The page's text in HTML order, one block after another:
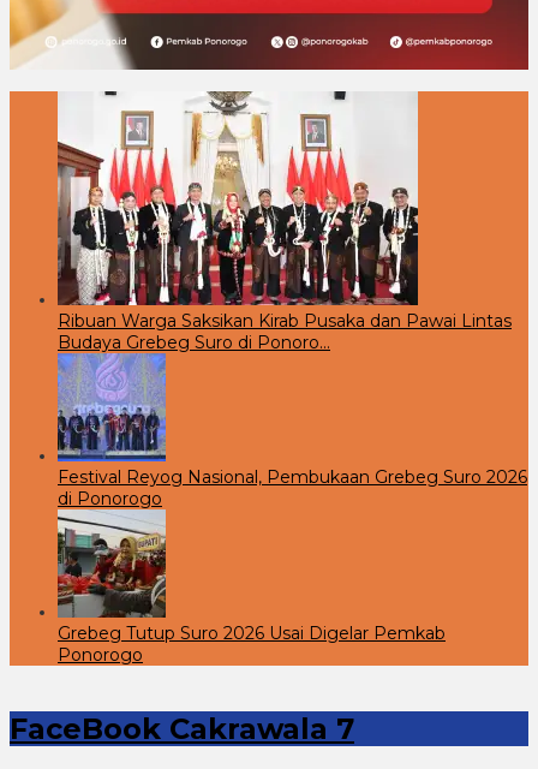
Ribuan Warga Saksikan Kirab Pusaka dan Pawai Lintas
Budaya Grebeg Suro di Ponoro…
Festival Reyog Nasional, Pembukaan Grebeg Suro 2026
di Ponorogo
Grebeg Tutup Suro 2026 Usai Digelar Pemkab
Ponorogo
FaceBook Cakrawala 7